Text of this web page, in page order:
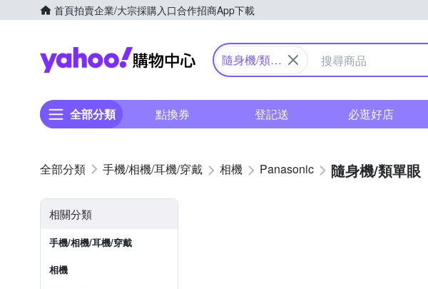
首頁拍賣企業/大宗採購入口合作招商App下載
Yahoo購物中心
隨身機/類單
全部分類 點換券 登記送 必逛好店
手機/相機/耳機/穿戴 相機 Panasonic 隨身機/類單眼
相關分類
手機/相機/耳機/穿戴
相機